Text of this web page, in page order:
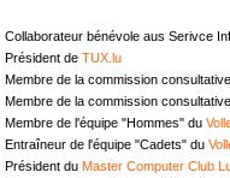
Collaborateur bénévole aus Serivce
Président de TUX.lu
Membre de la commission
Membre de la commission
Membre de l'équipe "Hommes" du
Entraîneur de l'équipe "Cadets" du
Président du Master Computer Club